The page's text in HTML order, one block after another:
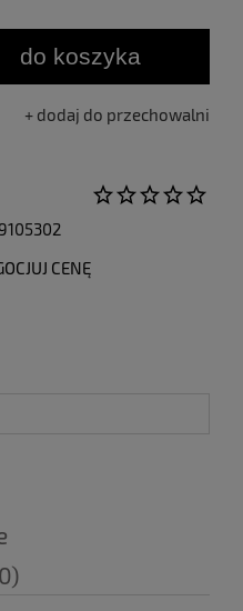
do koszyka
dodaj do przechowalni
CENĘ
kosztów płatności